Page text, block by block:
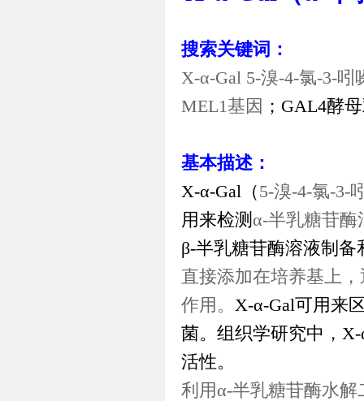
搜索关键词：
X-α-Gal 5-溴-4-氯-3-吲
MEL1基因 ； GAL4酵
基本描述：
X-α-Gal （5-溴-4-氯-3-
用来检测 α-半乳糖苷酶
β-半乳糖苷酶溶液制备
直接添加在培养基上
作用。 X-α-Gal可用来
菌。组织学研究中， X-
活性。
利用 α-半乳糖苷酶水解